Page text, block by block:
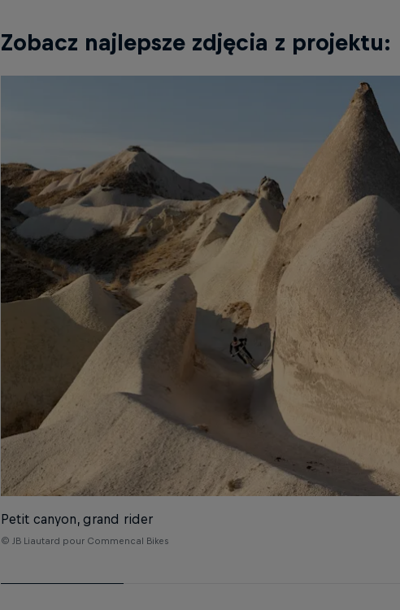
Zobacz najlepsze zdjęcia z projektu:
Petit canyon, grand rider
© JB Liautard pour Commencal Bikes